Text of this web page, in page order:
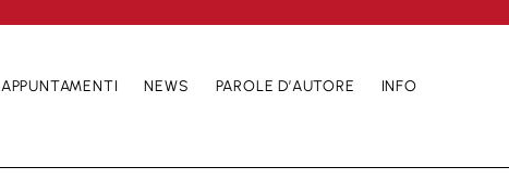
APPUNTAMENTI NEWS PAROLE D’AUTORE INFO